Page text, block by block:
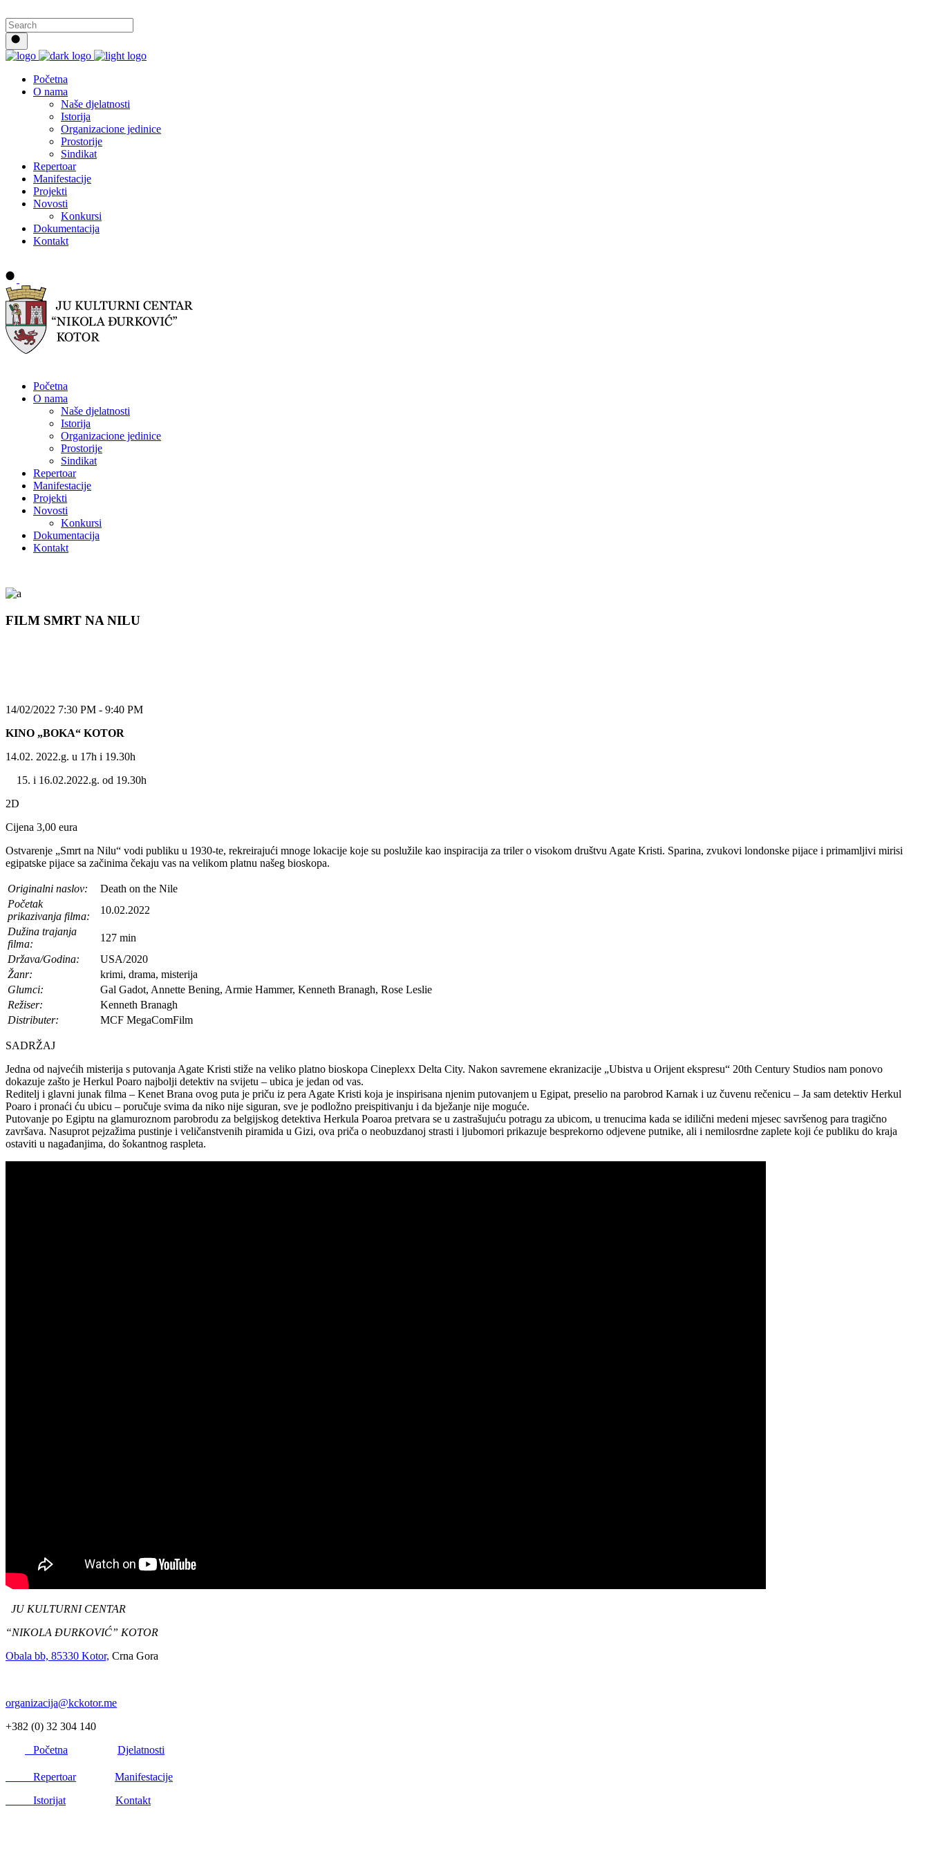
Početna
O nama
Naše djelatnosti
Istorija
Organizacione jedinice
Prostorije
Sindikat
Repertoar
Manifestacije
Projekti
Novosti
Konkursi
Dokumentacija
Kontakt
Početna
O nama
Naše djelatnosti
Istorija
Organizacione jedinice
Prostorije
Sindikat
Repertoar
Manifestacije
Projekti
Novosti
Konkursi
Dokumentacija
Kontakt
FILM SMRT NA NILU
14/02/2022 7:30 PM - 9:40 PM
KINO „BOKA“ KOTOR
14.02. 2022.g. u 17h i 19.30h
i 16.02.2022.g. od 19.30h
2D
Cijena 3,00 eura
Ostvarenje „Smrt na Nilu“ vodi publiku u 1930-te, rekreirajući mnoge lokacije koje su poslužile kao inspiracija za triler o visokom društvu Agate Kristi. Sparina, zvukovi londonske pijace i primamljivi mirisi
egipatske pijace sa začinima čekaju vas na velikom platnu našeg bioskopa.
Originalni naslov:
Death on the Nile
Početak
prikazivanja filma:
10.02.2022
Dužina trajanja
filma:
127 min
Država/Godina:
USA/2020
Žanr:
krimi, drama, misterija
Glumci:
Gal Gadot, Annette Bening, Armie Hammer, Kenneth Branagh, Rose Leslie
Režiser:
Kenneth Branagh
Distributer:
MCF MegaComFilm
SADRŽAJ
Jedna od najvećih misterija s putovanja Agate Kristi stiže na veliko platno bioskopa Cineplexx Delta City. Nakon savremene ekranizacije „Ubistva u Orijent ekspresu“ 20th Century Studios nam ponovo
dokazuje zašto je Herkul Poaro najbolji detektiv na svijetu – ubica je jedan od vas.
Reditelj i glavni junak filma – Kenet Brana ovog puta je priču iz pera Agate Kristi koja je inspirisana njenim putovanjem u Egipat, preselio na parobrod Karnak i uz čuvenu rečenicu – Ja sam detektiv Herkul
Poaro i pronaći ću ubicu – poručuje svima da niko nije siguran, sve je podložno preispitivanju i da bježanje nije moguće.
Putovanje po Egiptu na glamuroznom parobrodu za belgijskog detektiva Herkula Poaroa pretvara se u zastrašujuću potragu za ubicom, u trenucima kada se idilični medeni mjesec savršenog para tragično
završava. Nasuprot pejzažima pustinje i veličanstvenih piramida u Gizi, ova priča o neobuzdanoj strasti i ljubomori prikazuje besprekorno odjevene putnike, ali i nemilosrdne zaplete koji će publiku do kraja
ostaviti u nagađanjima, do šokantnog raspleta.
JU KULTURNI CENTAR
“NIKOLA ĐURKOVIĆ” KOTOR
Obala bb, 85330 Kotor, Crna Gora
organizacija@kckotor.me
+382 (0) 32 304 140
Početna
Djelatnosti
Repertoar
Manifestacije
Istorijat
Kontakt